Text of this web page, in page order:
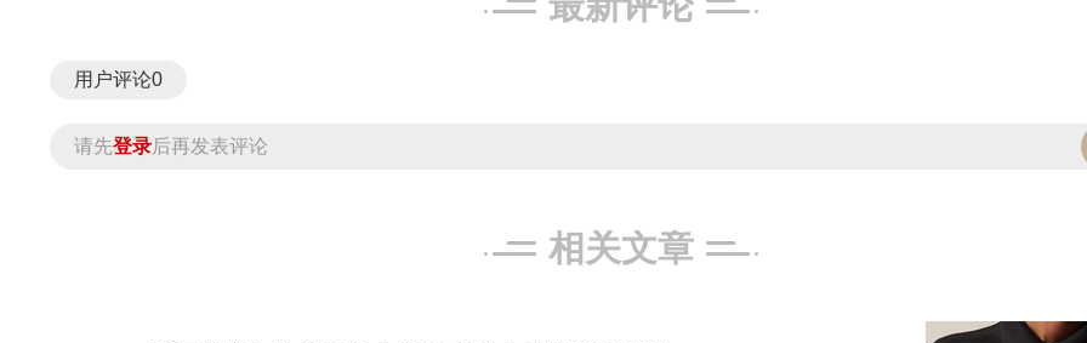
用户评论0
请先登录后再发表评论
相关文章